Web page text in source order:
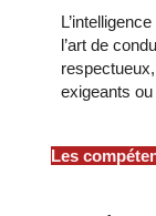
l’art de
exigeants
Les